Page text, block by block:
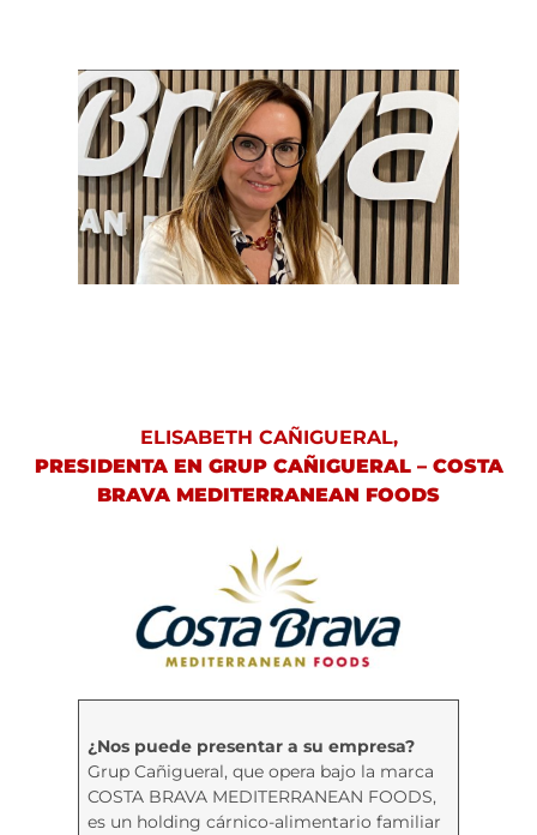
ELISABETH CAÑIGUERAL,
PRESIDENTA EN GRUP CAÑIGUERAL – COSTA
BRAVA MEDITERRANEAN FOODS
¿Nos puede presentar a su empresa?
Grup Cañigueral, que opera bajo la marca
COSTA BRAVA MEDITERRANEAN FOODS,
es un holding cárnico-alimentario familiar